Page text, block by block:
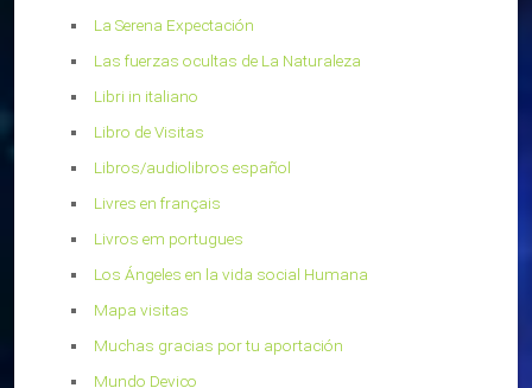
La Serena Expectación
Las fuerzas ocultas de La Naturaleza
Libri in italiano
Libro de Visitas
Libros/audiolibros español
Livres en français
Livros em portugues
Los Ángeles en la vida social Humana
Mapa visitas
Muchas gracias por tu aportación
Mundo Devico